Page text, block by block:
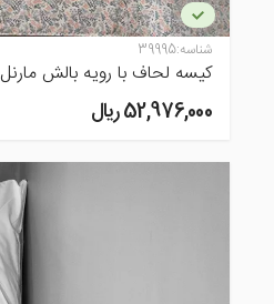
شناسه:39995
کیسه لحاف با رویه بالش مارنل
52,976,000 ريال